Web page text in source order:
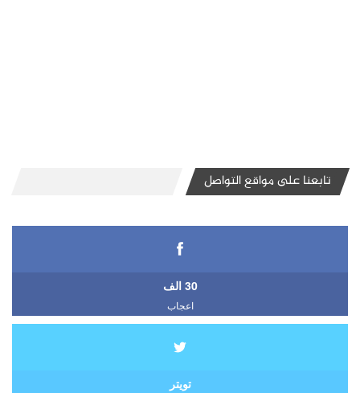
تابعنا على مواقع التواصل
30 الف
اعجاب
تويتر